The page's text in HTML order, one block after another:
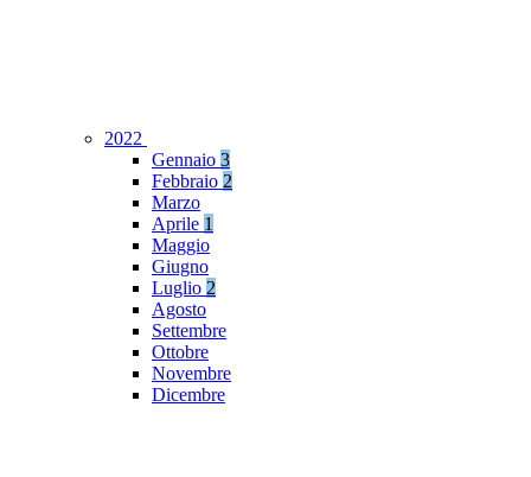
2022
Gennaio 3
Febbraio 2
Marzo
Aprile 1
Maggio
Giugno
Luglio 2
Agosto
Settembre
Ottobre
Novembre
Dicembre